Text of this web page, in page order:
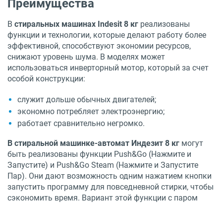
Преимущества
В стиральных машинах Indesit 8 кг реализованы
функции и технологии, которые делают работу более
эффективной, способствуют экономии ресурсов,
снижают уровень шума. В моделях может
использоваться инверторный мотор, который за счет
особой конструкции:
служит дольше обычных двигателей;
экономно потребляет электроэнергию;
работает сравнительно негромко.
В стиральной машинке-автомат Индезит 8 кг могут
быть реализованы функции Push&Go (Нажмите и
Запустите) и Push&Go Steam (Нажмите и Запустите
Пар). Они дают возможность одним нажатием кнопки
запустить программу для повседневной стирки, чтобы
сэкономить время. Вариант этой функции с паром